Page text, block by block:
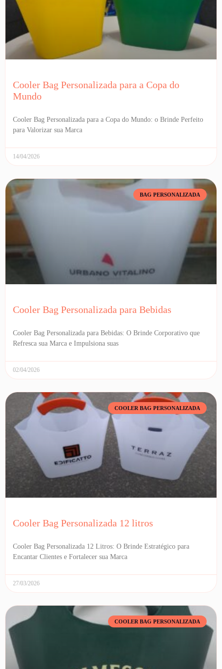
Cooler Bag Personalizada para a Copa do
Mundo
Cooler Bag Personalizada para a Copa do Mundo: o Brinde Perfeito
para Valorizar sua Marca
14/04/2026
BAG PERSONALIZADA
Cooler Bag Personalizada para Bebidas
Cooler Bag Personalizada para Bebidas: O Brinde Corporativo que
Refresca sua Marca e Impulsiona suas
02/04/2026
COOLER BAG PERSONALIZADA
Cooler Bag Personalizada 12 litros
Cooler Bag Personalizada 12 Litros: O Brinde Estratégico para
Encantar Clientes e Fortalecer sua Marca
27/03/2026
COOLER BAG PERSONALIZADA